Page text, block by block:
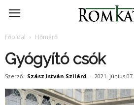
RomKat.ro
Főoldal Hőmérő
Gyógyító csók
Szerző: Szász István Szilárd - 2021. június 07.